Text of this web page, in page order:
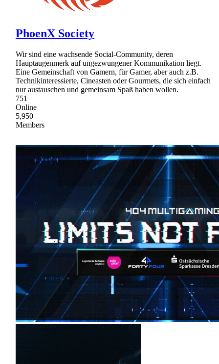
PhoenX Society
Wir sind eine wachsende Social-Community, deren
Hauptaugenmerk auf ungezwungener Kommunikation liegt.
Eine Gemeinschaft von Gamern, für Gamer, aber auch z.B.
Technikinteressierte, Cineasten oder Gourmets, die sich einfach
nur austauschen und gemeinsam Spaß haben wollen.
751
Online
5,950
Members